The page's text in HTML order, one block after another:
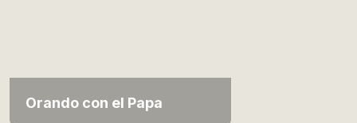
Orando con el Papa